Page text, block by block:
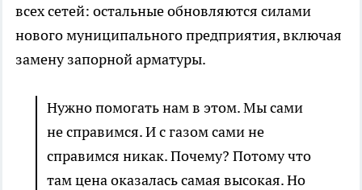
всех сетей: остальные обновляются силами
нового муниципального предприятия, включая
замену запорной арматуры.
Нужно помогать нам в этом. Мы сами
не справимся. И с газом сами не
справимся никак. Почему? Потому что
там цена оказалась самая высокая. Но